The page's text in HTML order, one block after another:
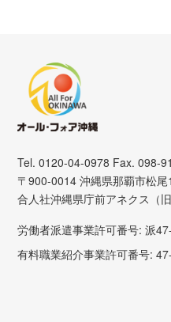
Tel. 0120-04-0978 Fax. 098-
〒900-0014 沖縄県那覇市松尾
合人社沖縄県庁前アネクス（
労働者派遣事業許可番号: 派
有料職業紹介事業許可番号: